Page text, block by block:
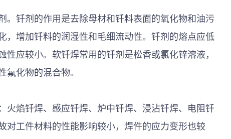
。钎剂的作用是去除母材和钎料表面的氧化物和油污
，增加钎料的润湿性和毛细流动性。钎剂的熔点应低
应较小。软钎焊常用的钎剂是松香或氯化锌溶液，
氟化物的混合物。
火焰钎焊、感应钎焊、炉中钎焊、浸沾钎焊、电阻钎
对工件材料的性能影响较小，焊件的应力变形也较